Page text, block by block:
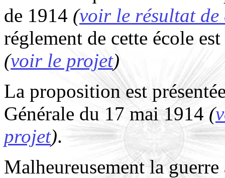
de 1914 (voir le résultat de
réglement de cette école
(voir le projet)
La proposition est
Générale du 17 mai 1914 (
projet).
Malheureusement la